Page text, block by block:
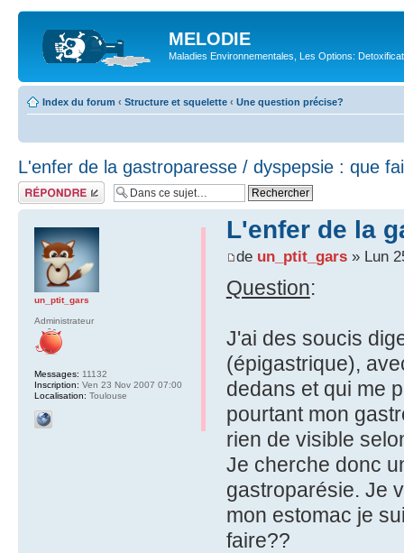
MELODIE
Maladies Environnementales, Les Options:
Index du forum ‹ Structure et squelette ‹ Une question précise?
L'enfer de la gastroparesse / dyspepsie : que
Répondre
L'enfer de la
de un_ptit_gars» Lun
Question:
J'ai des soucis
(épigastrique),
dedans et qui me
pourtant mon
rien de visible
Je cherche donc
gastroparésie. Je
mon estomac je
faire??
un_ptit_gars
Administrateur
Messages: 11132
Inscription: Ven 23 Nov 2007 07:00
Localisation: Toulouse